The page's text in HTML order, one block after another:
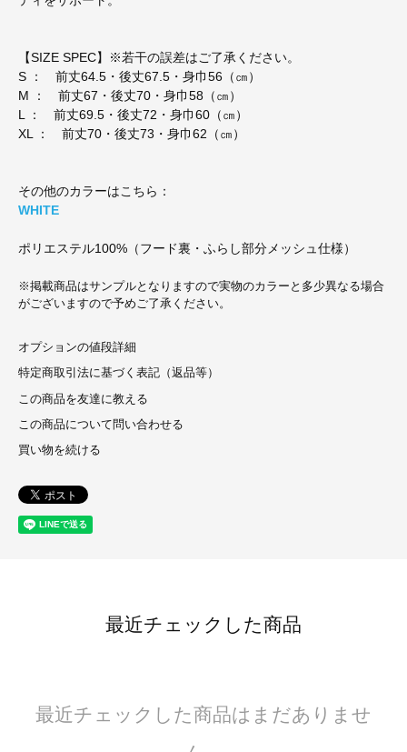
【SIZE SPEC】※若干の誤差はご了承ください。
S ： 前丈64.5・後丈67.5・身巾56（㎝）
M ： 前丈67・後丈70・身巾58（㎝）
L ： 前丈69.5・後丈72・身巾60（㎝）
XL ： 前丈70・後丈73・身巾62（㎝）
その他のカラーはこちら：
WHITE
ポリエステル100%（フード裏・ふらし部分メッシュ仕様）
※掲載商品はサンプルとなりますので実物のカラーと多少異なる場合
がございますので予めご了承ください。
オプションの値段詳細
特定商取引法に基づく表記（返品等）
この商品を友達に教える
この商品について問い合わせる
買い物を続ける
最近チェックした商品
最近チェックした商品はまだありませ